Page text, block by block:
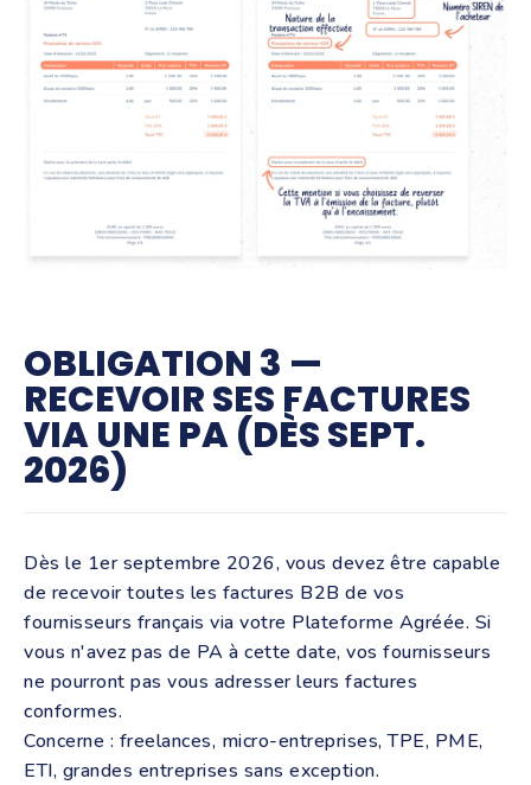
OBLIGATION 3 —
RECEVOIR SES FACTURES
VIA UNE PA (DÈS SEPT.
2026)
Dès le 1er septembre 2026, vous devez être capable
de recevoir toutes les factures B2B de vos
fournisseurs français via votre Plateforme Agréée. Si
vous n'avez pas de PA à cette date, vos fournisseurs
ne pourront pas vous adresser leurs factures
conformes.
Concerne : freelances, micro-entreprises, TPE, PME,
ETI, grandes entreprises sans exception.